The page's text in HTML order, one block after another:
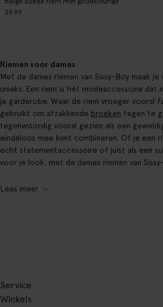
39.99
Riemen voor dames
Met de dames riemen van Sissy-Boy maak
unieks. Een riem is hét modeaccessoire dat
je garderobe. Waar de riem vroeger vooral
gebruikt om afzakkende broeken tegen te
tegenwoordig vooral gezien als een
eindeloos mee kunt combineren. Of je een
echt statementaccessoire of juist als een
voor je look, met de dames riemen van
Lees meer
Service
Winkels